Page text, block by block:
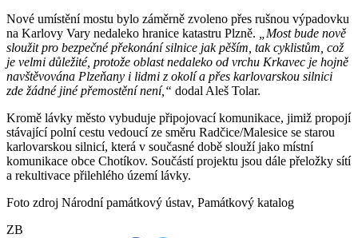
Nové umístění mostu bylo záměrně zvoleno přes rušnou výpadovku
na Karlovy Vary nedaleko hranice katastru Plzně. „Most bude nově
sloužit pro bezpečné překonání silnice jak pěším, tak cyklistům, což
je velmi důležité, protože oblast nedaleko od vrchu Krkavec je hojně
navštěvována Plzeňany i lidmi z okolí a přes karlovarskou silnici
zde žádné jiné přemostění není,“ dodal Aleš Tolar.
Kromě lávky město vybuduje připojovací komunikace, jimiž propojí
stávající polní cestu vedoucí ze směru Radčice/Malesice se starou
karlovarskou silnicí, která v současné době slouží jako místní
komunikace obce Chotíkov. Součástí projektu jsou dále přeložky sítí
a rekultivace přilehlého území lávky.
Foto zdroj Národní památkový ústav, Památkový katalog
ZB